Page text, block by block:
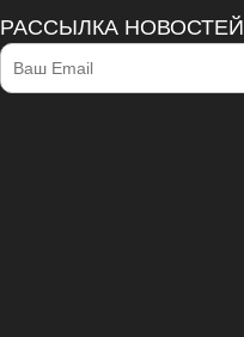
РАССЫЛКА НОВОСТЕЙ